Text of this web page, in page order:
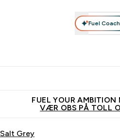
Fuel Coach
FUEL YOUR AMBITION
VÆR OBS PÅ TOLL
Grey